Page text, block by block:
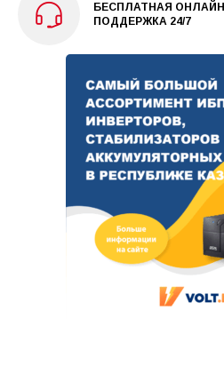
БЕСПЛАТНАЯ ОНЛАЙН
ПОДДЕРЖКА 24/7